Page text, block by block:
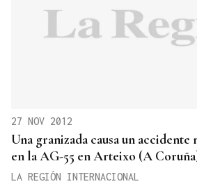
27 NOV 2012
Una granizada causa un
en la AG-55 en Arteixo (A
LA REGIÓN INTERNACIONAL